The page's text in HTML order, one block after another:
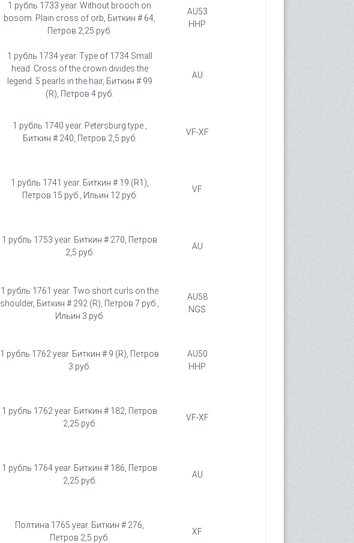
1 рубль 1733 year. Without brooch on
bosom. Plain cross of orb, Биткин # 64,
Петров 2,25 руб.
AU53
HHP
1 рубль 1734 year. Type of 1734 Small
head. Cross of the crown divides the
legend. 5 pearls in the hair, Биткин # 99
(R), Петров 4 руб.
AU
1 рубль 1740 year. Petersburg type ,
Биткин # 240, Петров 2,5 руб.
VF-XF
1 рубль 1741 year. Биткин # 19 (R1),
Петров 15 руб., Ильин 12 руб.
VF
1 рубль 1753 year. Биткин # 270, Петров
2,5 руб.
AU
1 рубль 1761 year. Two short curls on the
shoulder, Биткин # 292 (R), Петров 7 руб.,
Ильин 3 руб.
AU58
NGS
1 рубль 1762 year. Биткин # 9 (R), Петров
3 руб.
AU50
HHP
1 рубль 1762 year. Биткин # 182, Петров
2,25 руб.
VF-XF
1 рубль 1764 year. Биткин # 186, Петров
2,25 руб.
AU
Полтина 1765 year. Биткин # 276,
Петров 2,5 руб.
XF